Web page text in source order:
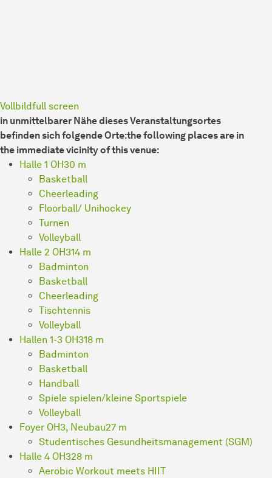
Vollbildfull screen
in unmittelbarer Nähe dieses Veranstaltungsortes
befinden sich folgende Orte:the following places are in
the immediate vicinity of this venue:
Halle 1 OH30 m
Basketball
Cheerleading
Floorball/ Unihockey
Turnen
Volleyball
Halle 2 OH314 m
Badminton
Basketball
Cheerleading
Tischtennis
Volleyball
Hallen 1-3 OH318 m
Badminton
Basketball
Handball
Spiele spielen/kleine Sportspiele
Volleyball
Foyer OH3, Neubau27 m
Studentisches Gesundheitsmanagement (SGM)
Halle 4 OH328 m
Aerobic Workout meets HIIT